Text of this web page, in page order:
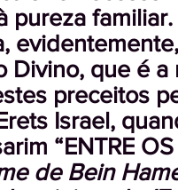
pureza familiar.
Divino, que é
preceitos
Israel,
“ENTRE
de Bein